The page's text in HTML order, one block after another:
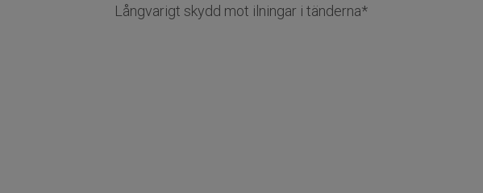
Långvarigt skydd mot ilningar i tänderna*